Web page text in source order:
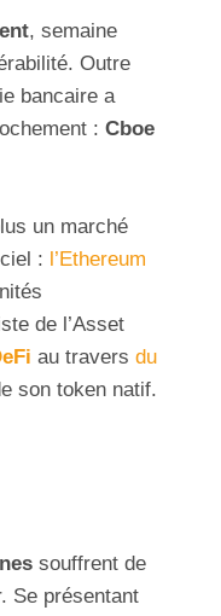
, semaine
Outre
bancaire a
: Cboe
un marché
: l’Ethereum
de l’Asset
au travers du
son token natif.
souffrent de
Se présentant